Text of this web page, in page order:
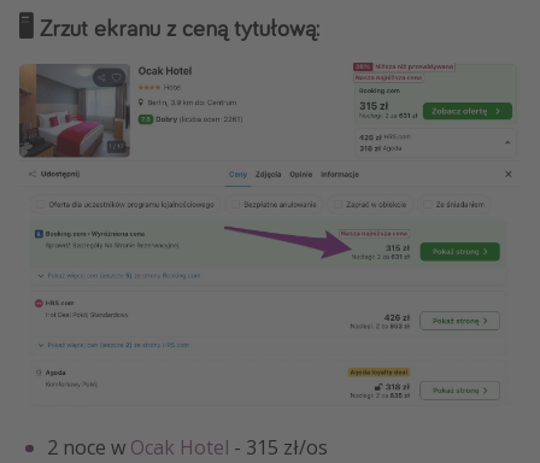
🖥️ Zrzut ekranu z ceną tytułową:
2 noce w Ocak Hotel - 315 zł/os